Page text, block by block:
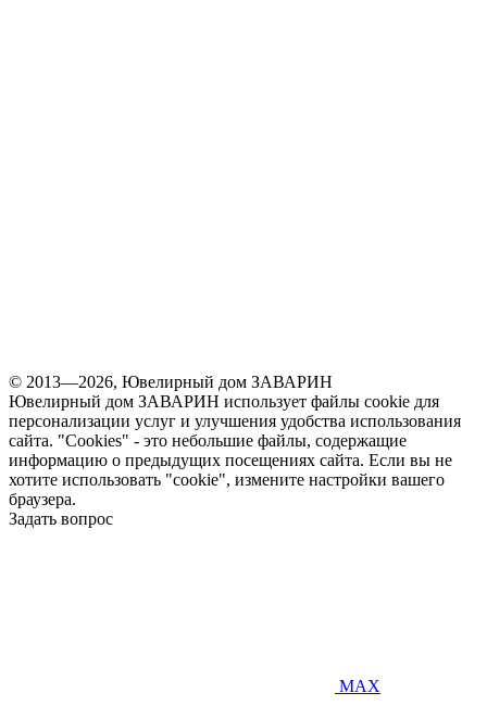
© 2013—2026, Ювелирный дом ЗАВАРИН
Ювелирный дом ЗАВАРИН использует файлы cookie для
персонализации услуг и улучшения удобства использования
сайта. "Cookies" - это небольшие файлы, содержащие
информацию о предыдущих посещениях сайта. Если вы не
хотите использовать "cookie", измените настройки вашего
браузера.
Задать вопрос
MAX